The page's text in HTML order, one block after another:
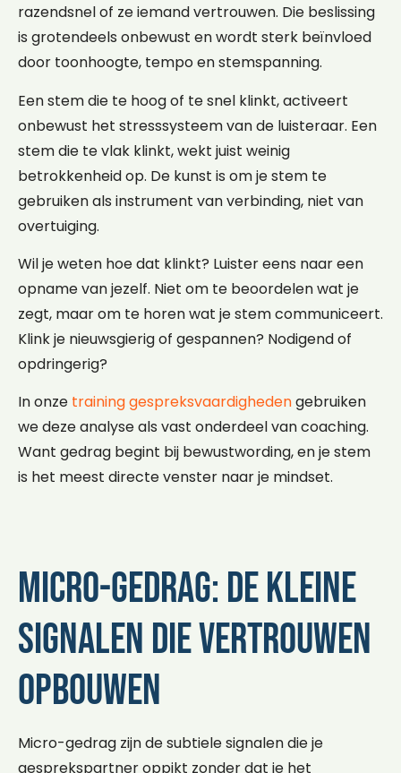
razendsnel of ze iemand vertrouwen. Die beslissing
is grotendeels onbewust en wordt sterk beïnvloed
door toonhoogte, tempo en stemspanning.
Een stem die te hoog of te snel klinkt, activeert
onbewust het stresssysteem van de luisteraar. Een
stem die te vlak klinkt, wekt juist weinig
betrokkenheid op. De kunst is om je stem te
gebruiken als instrument van verbinding, niet van
overtuiging.
Wil je weten hoe dat klinkt? Luister eens naar een
opname van jezelf. Niet om te beoordelen wat je
zegt, maar om te horen wat je stem communiceert.
Klink je nieuwsgierig of gespannen? Nodigend of
opdringerig?
In onze training gespreksvaardighedengebruiken
we deze analyse als vast onderdeel van coaching.
Want gedrag begint bij bewustwording, en je stem
is het meest directe venster naar je mindset.
Micro-gedrag: de kleine
signalen die vertrouwen
opbouwen
Micro-gedrag zijn de subtiele signalen die je
gesprekspartner oppikt zonder dat je het